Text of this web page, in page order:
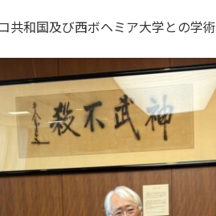
和国及び西ボヘミア大学との学